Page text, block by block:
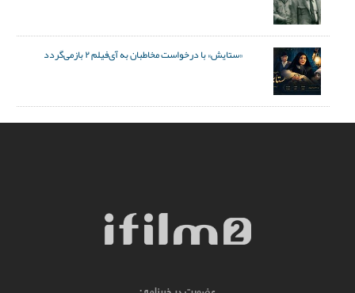
«ستایش» با درخواست مخاطبان به آی‌فیلم ۲ بازمی‌گردد